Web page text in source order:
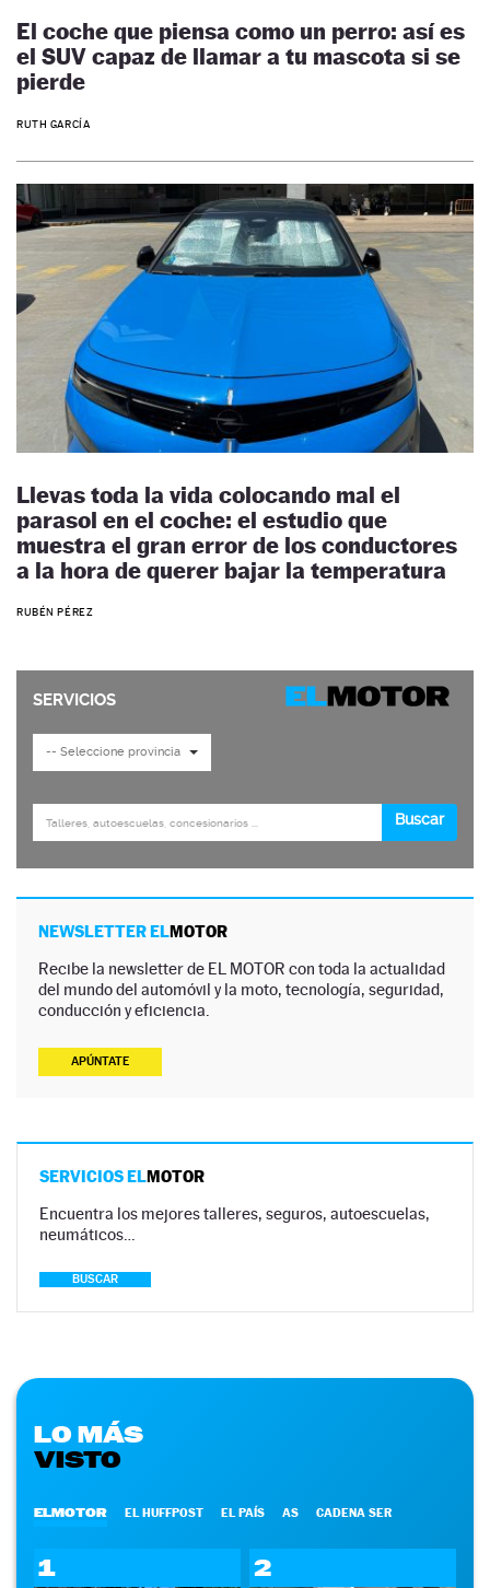
El coche que piensa como un perro: así es
el SUV capaz de llamar a tu mascota si se
pierde
RUTH GARCÍA
Llevas toda la vida colocando mal el
parasol en el coche: el estudio que
muestra el gran error de los conductores
a la hora de querer bajar la temperatura
RUBÉN PÉREZ
NEWSLETTER ELMOTOR
Recibe la newsletter de EL MOTOR con toda la actualidad
del mundo del automóvil y la moto, tecnología, seguridad,
conducción y eficiencia.
APÚNTATE
SERVICIOS ELMOTOR
Encuentra los mejores talleres, seguros, autoescuelas,
neumáticos…
BUSCAR
LO MÁS
VISTO
ELMOTOR EL HUFFPOST EL PAÍS AS CADENA SER
1 2